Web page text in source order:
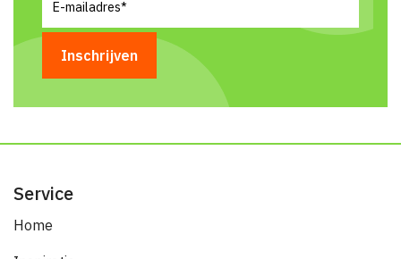
mailadres(Vereist)
Service
Home